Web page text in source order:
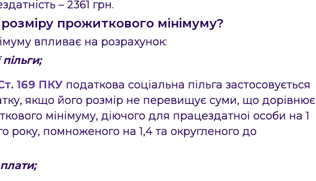
– 2361 грн.
прожиткового мінімуму?
впливає на розрахунок:
169 ПКУподаткова соціальна пільга застосовується
якщо його розмір не перевищує суми, що дорівнює
мінімуму, діючого для працездатної особи на 1
року, помноженого на 1,4 та округленого до
плати;